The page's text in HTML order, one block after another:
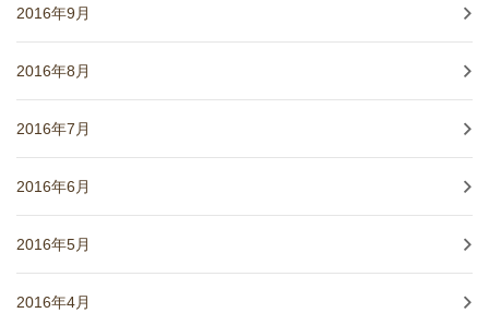
2016年9月
2016年8月
2016年7月
2016年6月
2016年5月
2016年4月